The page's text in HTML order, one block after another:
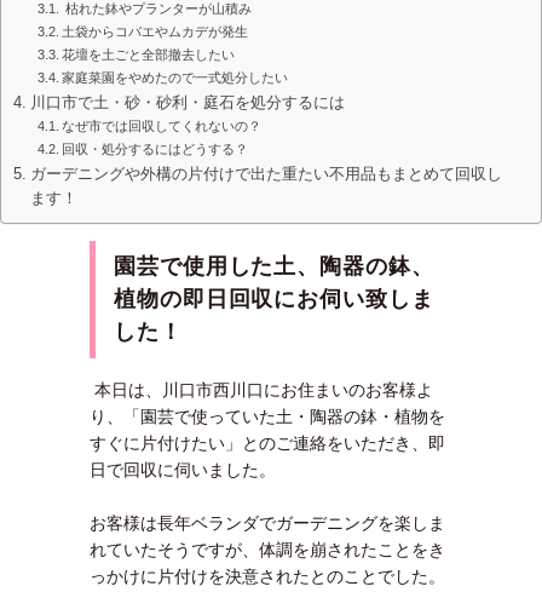
枯れた鉢やプランターが山積み
土袋からコバエやムカデが発生
花壇を土ごと全部撤去したい
家庭菜園をやめたので一式処分したい
川口市で土・砂・砂利・庭石を処分するには
なぜ市では回収してくれないの？
回収・処分するにはどうする？
ガーデニングや外構の片付けで出た重たい不用品もまとめて回収し
ます！
園芸で使用した土、陶器の鉢、
植物の即日回収にお伺い致しま
した！
本日は、川口市西川口にお住まいのお客様よ
り、「園芸で使っていた土・陶器の鉢・植物を
すぐに片付けたい」とのご連絡をいただき、即
日で回収に伺いました。
お客様は長年ベランダでガーデニングを楽しま
れていたそうですが、体調を崩されたことをき
っかけに片付けを決意されたとのことでした。